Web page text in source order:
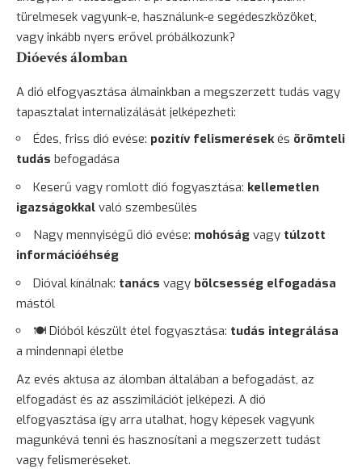
türelmesek vagyunk-e, használunk-e segédeszközöket,
vagy inkább nyers erővel próbálkozunk?
Dióevés álomban
A dió elfogyasztása álmainkban a megszerzett tudás vagy
tapasztalat internalizálását jelképezheti:
Édes, friss dió evése: pozitív felismerésekés örömteli
tudás befogadása
Keserű vagy romlott dió fogyasztása: kellemetlen
igazságokkal való szembesülés
Nagy mennyiségű dió evése: mohóság vagy túlzott
információéhség
Dióval kínálnak: tanács vagy bölcsesség elfogadása
mástól
🍽️ Dióból készült étel fogyasztása: tudás integrálása
a mindennapi életbe
Az evés aktusa az álomban általában a befogadást, az
elfogadást és az asszimilációt jelképezi. A dió
elfogyasztása így arra utalhat, hogy képesek vagyunk
magunkévá tenni és hasznosítani a megszerzett tudást
vagy felismeréseket.